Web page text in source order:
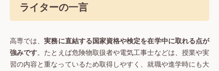
ライターの一言
高専では、実務に直結する国家資格や検定を在学中に取れる点が
強みです。たとえば危険物取扱者や電気工事士などは、授業や実
習の内容と重なっているため取得しやすく、就職や進学時にも大